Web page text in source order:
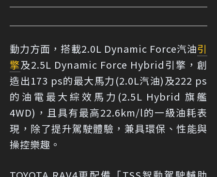
動力方面，搭載2.0L Dynamic Force汽油引
擎及2.5L Dynamic Force Hybrid引擎，創
造出173 ps的最大馬力(2.0L汽油)及222 ps
的油電最大綜效馬力(2.5L Hybrid 旗艦
4WD)，且具有最高22.6km/l的一級油耗表
現，除了提升駕駛體驗，兼具環保、性能與
操控樂趣。